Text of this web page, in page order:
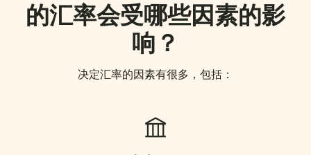
的汇率会受哪些因素的影
响？
决定汇率的因素有很多，包括：